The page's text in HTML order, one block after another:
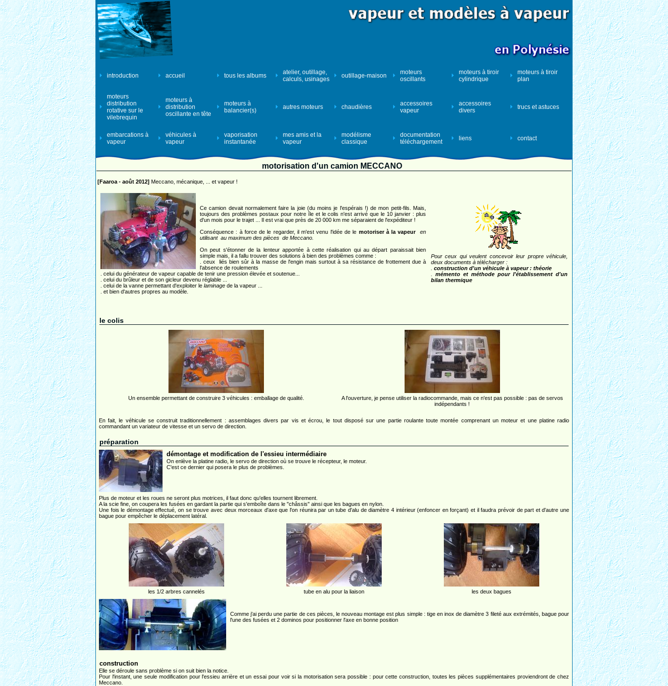
introduction accueil tous les albums
atelier, outillage,
calculs, usinages
outillage-maison
moteurs
oscillants
moteurs à tiroir
cylindrique
moteurs à tiroir
plan
moteurs
distribution
rotative sur le
vilebrequin
moteurs à
distribution
oscillante en tête
moteurs à
balancier(s)
autres moteurs chaudières
accessoires
vapeur
accessoires
divers
trucs et astuces
embarcations à
vapeur
véhicules à
vapeur
vaporisation
instantanée
mes amis et la
vapeur
modélisme
classique
documentation
téléchargement
liens contact
motorisation d'un camion MECCANO
[Faaroa - août 2012] Meccano, mécanique, ... et vapeur !
Ce camion devait normalement faire la joie (du moins je l'espérais !) de mon petit-fils. Mais,
toujours des problèmes postaux pour notre île et le colis n'est arrivé que le 10 janvier : plus
d'un mois pour le trajet ... Il est vrai que près de 20 000 km me séparaient de l'expéditeur !
Conséquence : à force de le regarder, il m'est venu l'idée de le motoriser à la vapeur
en
utilisant au maximum des pièces de Meccano.
On peut s'étonner de la lenteur apportée à cette réalisation qui au départ paraissait bien
simple mais, il a fallu trouver des solutions à bien des problèmes comme :
. ceux liés bien sûr à la masse de l'engin mais surtout à sa résistance de frottement due à
l'absence de roulements
. celui du générateur de vapeur capable de tenir une pression élevée et soutenue...
. celui du brûleur et de son gicleur devenu réglable ...
. celui de la vanne permettant d'exploiter le laminage de la vapeur ...
. et bien d'autres propres au modèle.
Pour ceux qui veulent concevoir leur propre véhicule,
deux documents à télécharger :
construction d'un véhicule à vapeur : théorie
mémento et méthode pour l'établissement d'un
bilan thermique
le colis
Un ensemble permettant de construire 3 véhicules : emballage de qualité.
A l'ouverture, je pense utiliser la radiocommande, mais ce n'est pas possible : pas de servos
indépendants !
En fait, le véhicule se construit traditionnellement : assemblages divers par vis et écrou, le tout disposé sur une partie roulante toute montée comprenant un moteur et une platine radio
commandant un variateur de vitesse et un servo de direction.
préparation
démontage et modification de l'essieu intermédiaire
On enlève la platine radio, le servo de direction où se trouve le récepteur, le moteur.
C'est ce dernier qui posera le plus de problèmes.
Plus de moteur et les roues ne seront plus motrices, il faut donc qu'elles tournent librement.
A la scie fine, on coupera les fusées en gardant la partie qui s'emboîte dans le "châssis" ainsi que les bagues en nylon.
Une fois le démontage effectué, on se trouve avec deux morceaux d'axe que l'on réunira par un tube d'alu de diamètre 4 intérieur (enfoncer en forçant) et il faudra prévoir de part et d'autre une
bague pour empêcher le déplacement latéral.
les 1/2 arbres cannelés tube en alu pour la liaison les deux bagues
Comme j'ai perdu une partie de ces pièces, le nouveau montage est plus simple : tige en inox de diamètre 3 fileté aux extrémités, bague pour
l'une des fusées et 2 dominos pour positionner l'axe en bonne position
construction
Elle se déroule sans problème si on suit bien la notice.
Pour l'instant, une seule modification pour l'essieu arrière et un essai pour voir si la motorisation sera possible : pour cette construction, toutes les pièces supplémentaires proviendront de chez
Meccano.